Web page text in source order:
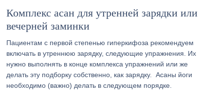
Комплекс асан для утренней зарядки или
вечерней заминки
Пациентам с первой степенью гиперкифоза рекомендуем
включать в утреннюю зарядку, следующие упражнения. Их
нужно выполнять в конце комплекса упражнений или же
делать эту подборку собственно, как зарядку. Асаны йоги
необходимо (важно) делать в следующем порядке.